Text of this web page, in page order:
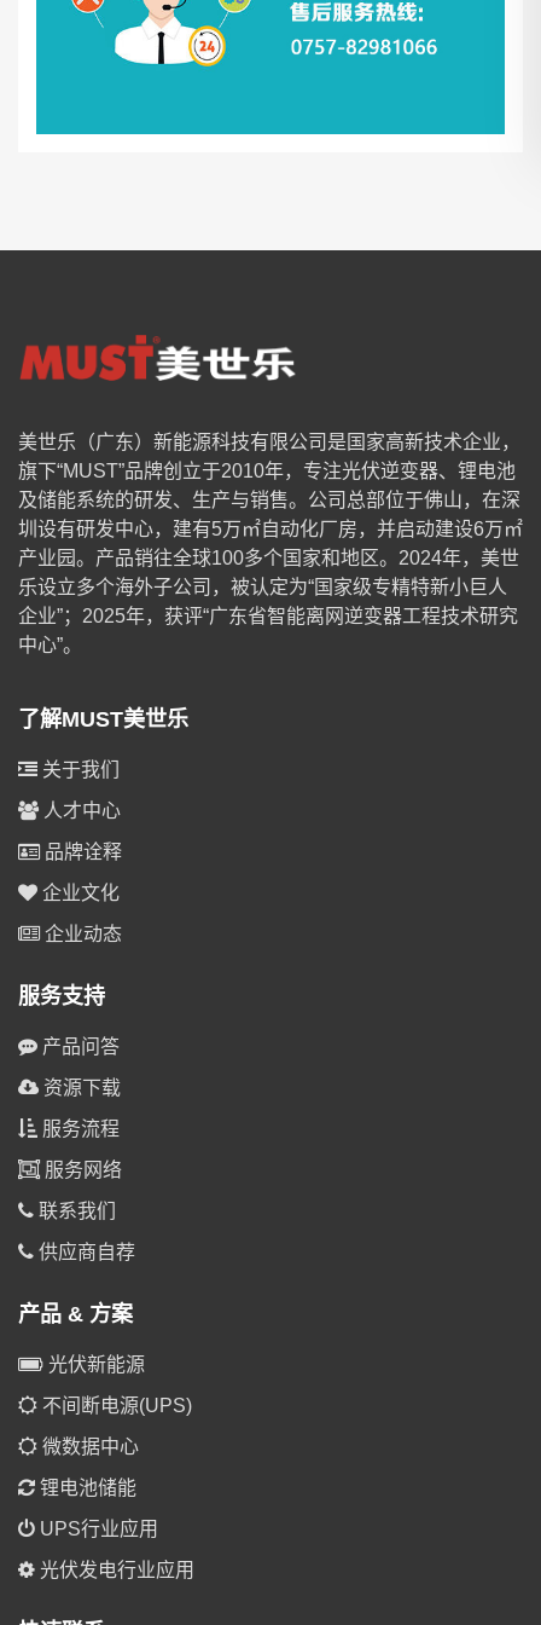
美世乐（广东）新能源科技有限公司是国家高新技术企业，
旗下“MUST”品牌创立于2010年，专注光伏逆变器、锂电池
及储能系统的研发、生产与销售。公司总部位于佛山，在深
圳设有研发中心，建有5万㎡自动化厂房，并启动建设6万㎡
产业园。产品销往全球100多个国家和地区。2024年，美世
乐设立多个海外子公司，被认定为“国家级专精特新小巨人
企业”；2025年，获评“广东省智能离网逆变器工程技术研究
中心”。
了解MUST美世乐
关于我们
人才中心
品牌诠释
企业文化
企业动态
服务支持
产品问答
资源下载
服务流程
服务网络
联系我们
供应商自荐
产品 & 方案
光伏新能源
不间断电源(UPS)
微数据中心
锂电池储能
UPS行业应用
光伏发电行业应用